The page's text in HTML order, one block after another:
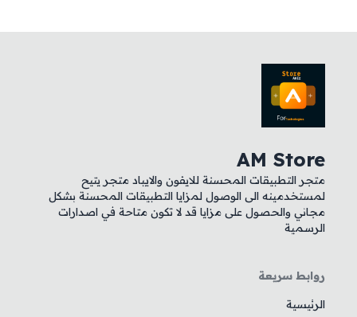
AM Store
متجر التطبيقات المحسنة للايفون والايباد متجر يتيح
لمستخدمينه الى الوصول لمزايا التطبيقات المحسنة بشكل
مجاني والحصول على مزايا قد لا تكون متاحة في اصدارات
الرسمية
روابط سريعة
الرئيسية